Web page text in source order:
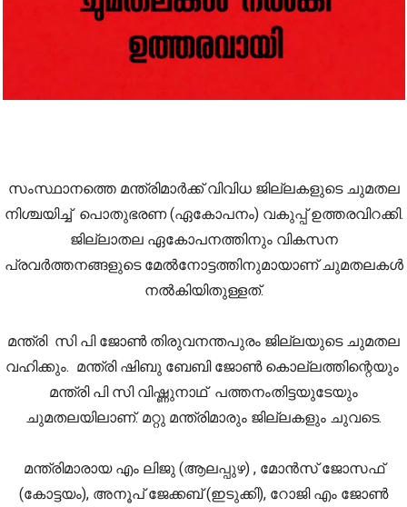
സംസ്ഥാനത്തെ മന്ത്രിമാർക്ക് വിവിധ ജില്ലകളുടെ ചുമതല
നിശ്ചയിച്ച് പൊതുഭരണ (ഏകോപനം) വകുപ്പ് ഉത്തരവിറക്കി.
ജില്ലാതല ഏകോപനത്തിനും വികസന
പ്രവർത്തനങ്ങളുടെ മേൽനോട്ടത്തിനുമായാണ് ചുമതലകൾ
നൽകിയിതുള്ളത്.
മന്ത്രി സി പി ജോൺ തിരുവനന്തപുരം ജില്ലയുടെ ചുമതല
വഹിക്കും. മന്ത്രി ഷിബു ബേബി ജോൺ കൊല്ലത്തിന്റെയും
മന്ത്രി പി സി വിഷ്ണുനാഥ് പത്തനംതിട്ടയുടേയും
ചുമതലയിലാണ്. മറ്റു മന്ത്രിമാരും ജില്ലകളും ചുവടെ.
മന്ത്രിമാരായ എം ലിജു (ആലപ്പുഴ) , മോൻസ് ജോസഫ്
(കോട്ടയം), അനൂപ് ജേക്കബ് (ഇടുക്കി), റോജി എം ജോൺ